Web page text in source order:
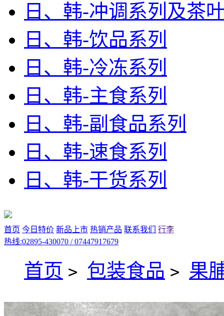
日、韩-冲调系列及茶
日、韩-饮品系列
日、韩-冷冻系列
日、韩-主食系列
日、韩-副食品系列
日、韩-速食系列
日、韩-干货系列
首页 今日特价 新品上市 热销产品 联系我们
行李
热线:02895-430070 / 07447917679
首页 > 包装食品 > 果